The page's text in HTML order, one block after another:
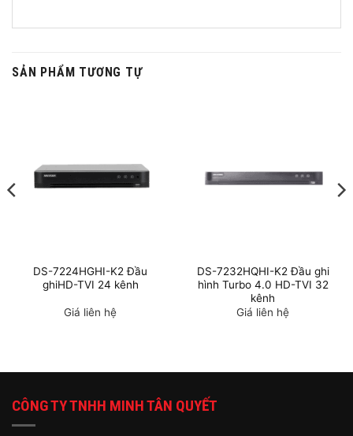
SẢN PHẨM TƯƠNG TỰ
DS-7224HGHI-K2 Đầu
ghiHD-TVI 24 kênh
Giá liên hệ
DS-7232HQHI-K2 Đầu ghi
hình Turbo 4.0 HD-TVI 32
kênh
Giá liên hệ
CÔNG TY TNHH MINH TÂN QUYẾT